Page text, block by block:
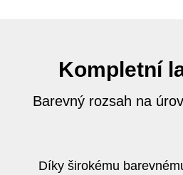
Kompletní
Barevný rozsah na
Díky širokému